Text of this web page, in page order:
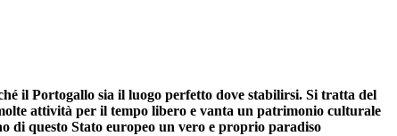
il Portogallo sia il luogo perfetto dove stabilirsi. Si tratta del
attività per il tempo libero e vanta un patrimonio culturale
di questo Stato europeo un vero e proprio paradiso